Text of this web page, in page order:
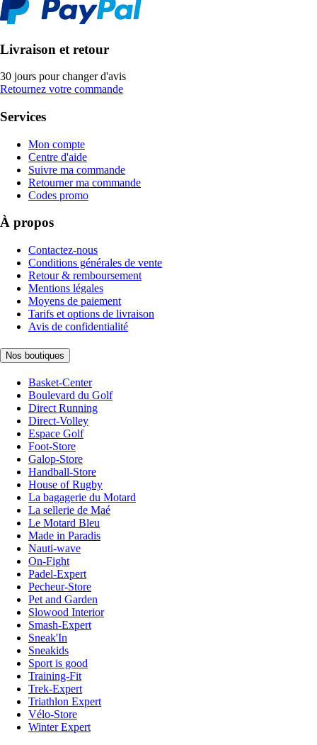
Livraison et retour
30 jours pour changer d'avis
Retournez votre commande
Services
Mon compte
Centre d'aide
Suivre ma commande
Retourner ma commande
Codes promo
À propos
Contactez-nous
Conditions générales de vente
Retour & remboursement
Mentions légales
Moyens de paiement
Tarifs et options de livraison
Avis de confidentialité
Nos boutiques
Basket-Center
Boulevard du Golf
Direct Running
Direct-Volley
Espace Golf
Foot-Store
Galop-Store
Handball-Store
House of Rugby
La bagagerie du Motard
La sellerie de Maé
Le Motard Bleu
Made in Paradis
Nauti-wave
On-Fight
Padel-Expert
Pecheur-Store
Pet and Garden
Slowood Interior
Smash-Expert
Sneak'In
Sneakids
Sport is good
Training-Fit
Trek-Expert
Triathlon Expert
Vélo-Store
Winter Expert